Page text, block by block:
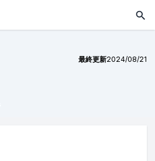
最終更新2024/08/21